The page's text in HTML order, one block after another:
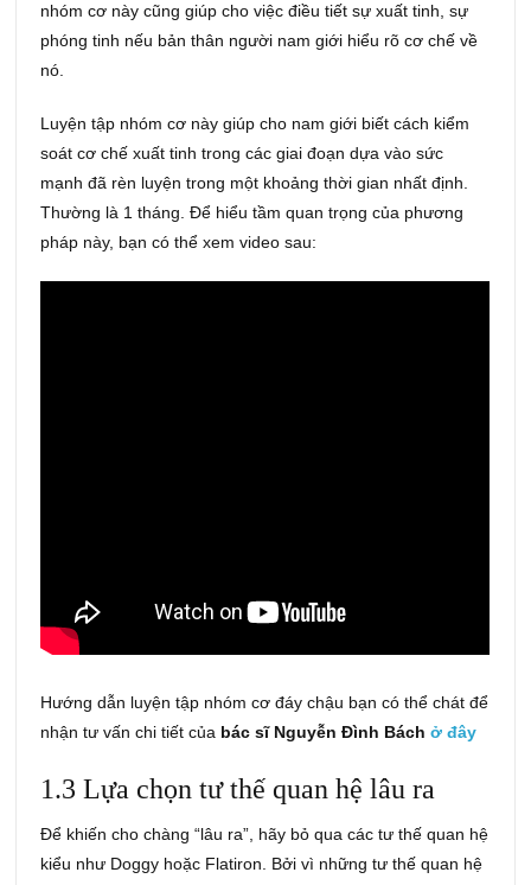
nhóm cơ này cũng giúp cho việc điều tiết sự xuất tinh, sự
phóng tinh nếu bản thân người nam giới hiểu rõ cơ chế về
nó.
Luyện tập nhóm cơ này giúp cho nam giới biết cách kiểm
soát cơ chế xuất tinh trong các giai đoạn dựa vào sức
mạnh đã rèn luyện trong một khoảng thời gian nhất định.
Thường là 1 tháng. Để hiểu tầm quan trọng của phương
pháp này, bạn có thể xem video sau:
Hướng dẫn luyện tập nhóm cơ đáy chậu bạn có thể chát để
nhận tư vấn chi tiết của bác sĩ Nguyễn Đình Báchở đây
1.3 Lựa chọn tư thế quan hệ lâu ra
Để khiến cho chàng “lâu ra”, hãy bỏ qua các tư thế quan hệ
kiểu như Doggy hoặc Flatiron. Bởi vì những tư thế quan hệ